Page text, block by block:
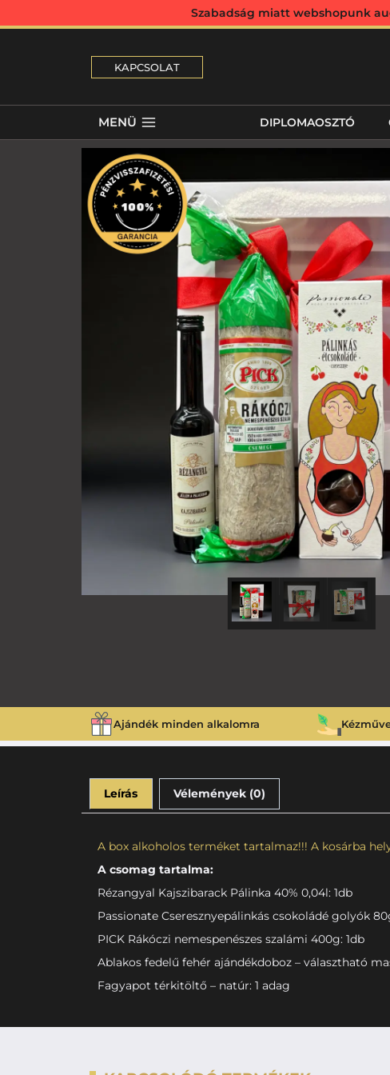
Szabadság miatt webshopunk
KAPCSOLAT
MENÜ DIPLOMAOSZTÓ
Ajándék minden alkalomra
Leírás Vélemények (0)
A box alkoholos terméket tartalmaz!!! A kosárba
A csomag tartalma:
Rézangyal Kajszibarack Pálinka 40% 0,04l: 1db
Passionate Cseresznyepálinkás csokoládé golyók
PICK Rákóczi nemespenészes szalámi 400g: 1db
Ablakos fedelű fehér ajándékdoboz – választható
Fagyapot térkitöltő – natúr: 1 adag